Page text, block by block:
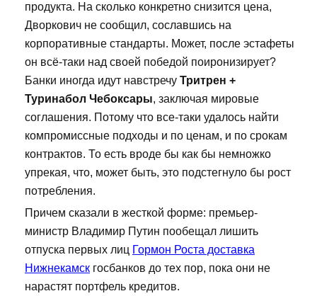
продукта. На сколько конкретно снизится цена,
Дворкович не сообщил, сославшись на
корпоративные стандарты. Может, после эстафеты
он всё-таки над своей победой поиронизирует?
Банки иногда идут навстречу Тритрен +
Туринабол Чебоксары, заключая мировые
соглашения. Потому что все-таки удалось найти
компромиссные подходы и по ценам, и по срокам
контрактов. То есть вроде бы как бы немножко
упрекая, что, может быть, это подстегнуло бы рост
потребления.
Причем сказали в жесткой форме: премьер-
министр Владимир Путин пообещал лишить
отпуска первых лиц Гормон Роста доставка
Нижнекамск госбанков до тех пор, пока они не
нарастят портфель кредитов.